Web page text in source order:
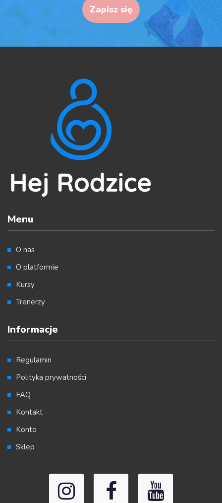
Zapisz się
Menu
O nas
O platformie
Kursy
Trenerzy
Informacje
Regulamin
Polityka prywatności
FAQ
Kontakt
Konto
Sklep